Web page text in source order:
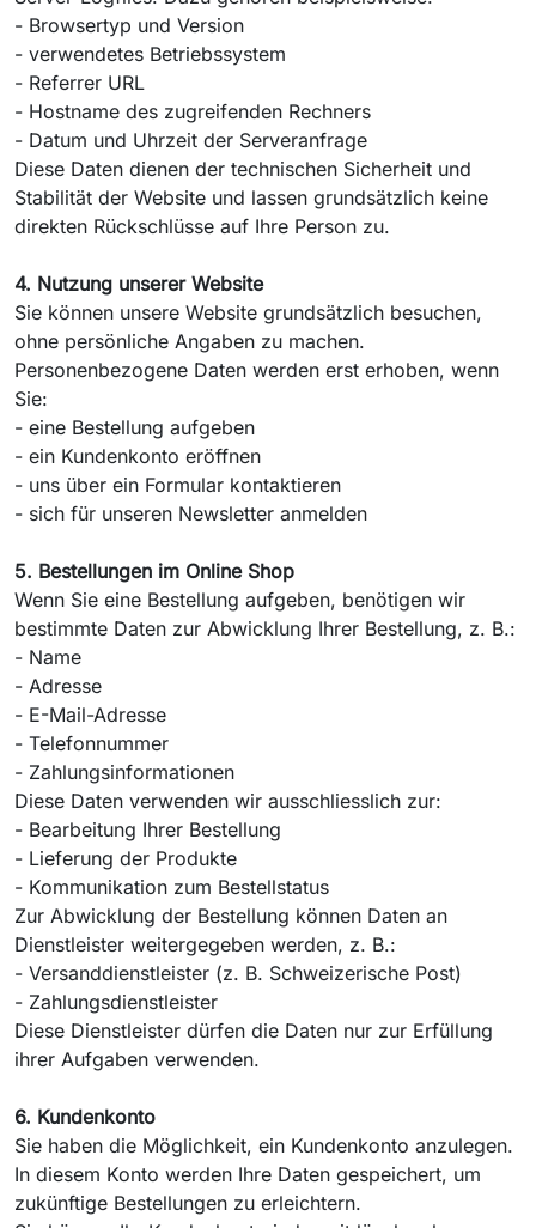
- Browsertyp und Version
- verwendetes Betriebssystem
- Referrer URL
- Hostname des zugreifenden Rechners
- Datum und Uhrzeit der Serveranfrage
Diese Daten dienen der technischen Sicherheit und
Stabilität der Website und lassen grundsätzlich keine
direkten Rückschlüsse auf Ihre Person zu.
4. Nutzung unserer Website
Sie können unsere Website grundsätzlich besuchen,
ohne persönliche Angaben zu machen.
Personenbezogene Daten werden erst erhoben, wenn
Sie:
- eine Bestellung aufgeben
- ein Kundenkonto eröffnen
- uns über ein Formular kontaktieren
- sich für unseren Newsletter anmelden
5. Bestellungen im Online Shop
Wenn Sie eine Bestellung aufgeben, benötigen wir
bestimmte Daten zur Abwicklung Ihrer Bestellung, z. B.:
- Name
- Adresse
- E-Mail-Adresse
- Telefonnummer
- Zahlungsinformationen
Diese Daten verwenden wir ausschliesslich zur:
- Bearbeitung Ihrer Bestellung
- Lieferung der Produkte
- Kommunikation zum Bestellstatus
Zur Abwicklung der Bestellung können Daten an
Dienstleister weitergegeben werden, z. B.:
- Versanddienstleister (z. B. Schweizerische Post)
- Zahlungsdienstleister
Diese Dienstleister dürfen die Daten nur zur Erfüllung
ihrer Aufgaben verwenden.
6. Kundenkonto
Sie haben die Möglichkeit, ein Kundenkonto anzulegen.
In diesem Konto werden Ihre Daten gespeichert, um
zukünftige Bestellungen zu erleichtern.